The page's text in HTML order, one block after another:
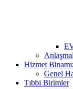
Hizmet
Genel
Tıbbi Birimler